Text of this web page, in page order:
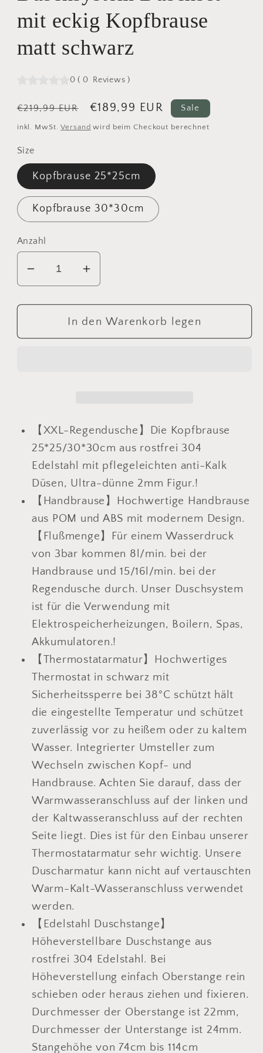
mit eckig Kopfbrause
matt schwarz
0( 0 Reviews )
Normaler
Preis
€219,99 EUR Verkaufspreis
€189,99 EUR Sale
inkl. MwSt.Versand wird beim Checkout berechnet
Size
Kopfbrause 25*25cm
Kopfbrause 30*30cm
Anzahl
Verringere
die
Menge
JOHO
Kopfbrause
matt
schwarz
Erhöhe
die
Menge
für
JOHO
Kopfbrause
matt
schwarz
In den Warenkorb legen
【XXL-Regendusche】Die Kopfbrause
25*25/30*30cm aus rostfrei 304
Edelstahl mit pflegeleichten anti-Kalk
Düsen, Ultra-dünne 2mm Figur.!
【Handbrause】Hochwertige Handbrause
aus POM und ABS mit modernem Design.
【Flußmenge】Für einem Wasserdruck
von 3bar kommen 8l/min. bei der
Handbrause und 15/16l/min. bei der
Regendusche durch. Unser Duschsystem
ist für die Verwendung mit
Elektrospeicherheizungen, Boilern, Spas,
Akkumulatoren.!
【Thermostatarmatur】Hochwertiges
Thermostat in schwarz mit
Sicherheitssperre bei 38°C schützt hält
die eingestellte Temperatur und schützet
zuverlässig vor zu heißem oder zu kaltem
Wasser. Integrierter Umsteller zum
Wechseln zwischen Kopf- und
Handbrause. Achten Sie darauf, dass der
Warmwasseranschluss auf der linken und
der Kaltwasseranschluss auf der rechten
Seite liegt. Dies ist für den Einbau unserer
Thermostatarmatur sehr wichtig. Unsere
Duscharmatur kann nicht auf vertauschten
Warm-Kalt-Wasseranschluss verwendet
werden.
【Edelstahl Duschstange】
Höheverstellbare Duschstange aus
rostfrei 304 Edelstahl. Bei
Höheverstellung einfach Oberstange rein
schieben oder heraus ziehen und fixieren.
Durchmesser der Oberstange ist 22mm,
Durchmesser der Unterstange ist 24mm.
Stangehöhe von 74cm bis 114cm